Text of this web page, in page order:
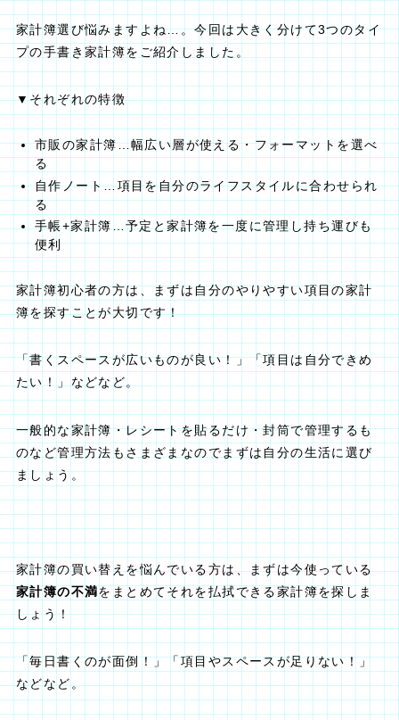
家計簿選び悩みますよね…。今回は大きく分けて3つのタイ
プの手書き家計簿をご紹介しました。
▼それぞれの特徴
市販の家計簿…幅広い層が使える・フォーマットを選べ
る
自作ノート…項目を自分のライフスタイルに合わせられ
る
手帳+家計簿…予定と家計簿を一度に管理し持ち運びも
便利
家計簿初心者の方は、まずは自分のやりやすい項目の家計
簿を探すことが大切です！
「書くスペースが広いものが良い！」「項目は自分できめ
たい！」などなど。
一般的な家計簿・レシートを貼るだけ・封筒で管理するも
のなど管理方法もさまざまなのでまずは自分の生活に選び
ましょう。
家計簿の買い替えを悩んでいる方は、まずは今使っている
家計簿の不満をまとめてそれを払拭できる家計簿を探しま
しょう！
「毎日書くのが面倒！」「項目やスペースが足りない！」
などなど。